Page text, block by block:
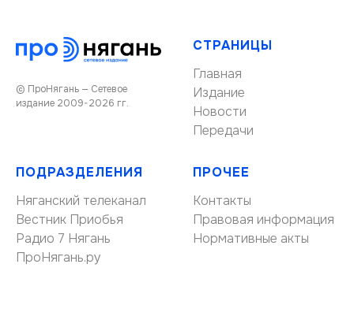
© ПроНягань — Сетевое
издание 2009-2026 гг.
СТРАНИЦЫ
Главная
Издание
Новости
Передачи
ПОДРАЗДЕЛЕНИЯ
Няганский телеканал
Вестник Приобья
Радио 7 Нягань
ПроНягань.ру
ПРОЧЕЕ
Контакты
Правовая информация
Нормативные акты